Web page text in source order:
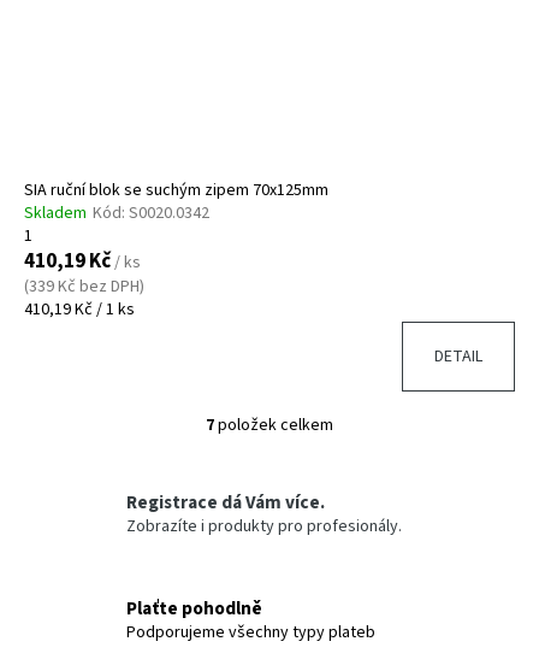
SIA ruční blok se suchým zipem 70x125mm
Skladem Kód: S0020.0342
1
410,19 Kč/ ks
(339 Kč bez DPH)
Měrná
410,19 Kč / 1 ks
DETAIL
O
á
d
í
p
7položek celkem
Registrace dá Vám více.
Zobrazíte i produkty pro profesionály.
Plaťte pohodlně
Podporujeme všechny typy plateb